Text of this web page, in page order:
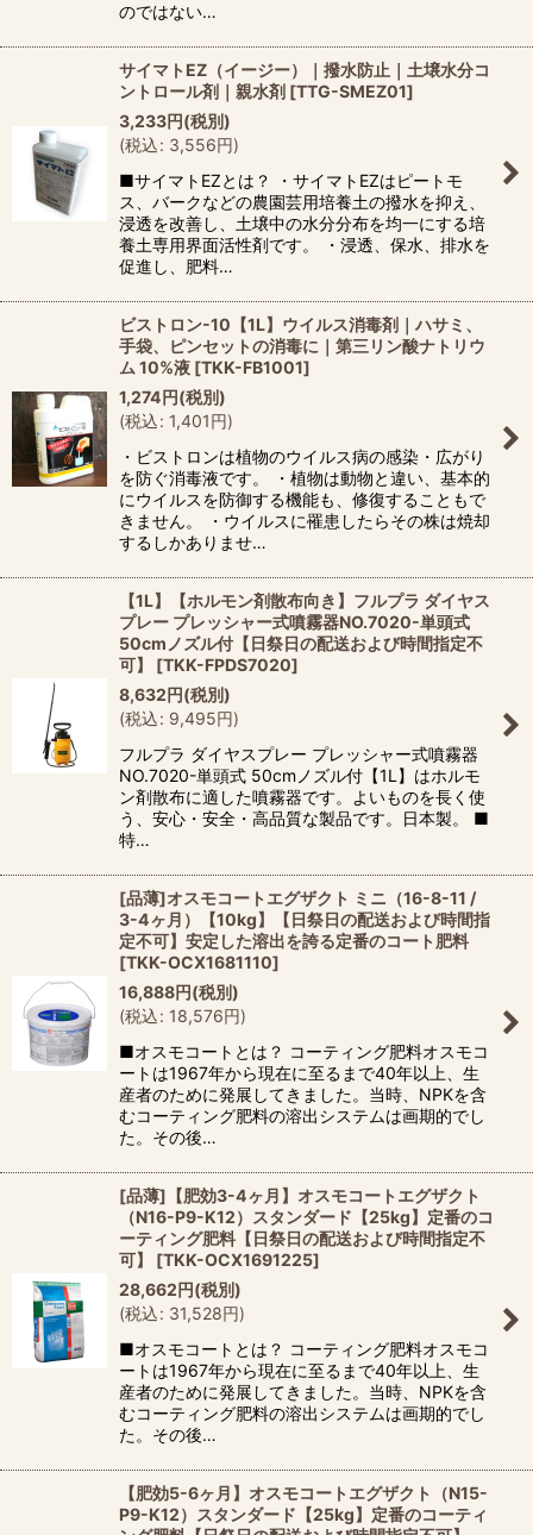
のではない…
サイマトEZ（イージー）｜撥水防止｜土壌水分コ
ントロール剤｜親水剤 [TTG-SMEZ01]
3,233円(税別)
(税込: 3,556円)
■サイマトEZとは？ ・サイマトEZはピートモ
ス、バークなどの農園芸用培養土の撥水を抑え、
浸透を改善し、土壌中の水分分布を均一にする培
養土専用界面活性剤です。 ・浸透、保水、排水を
促進し、肥料…
ビストロン-10【1L】ウイルス消毒剤｜ハサミ、
手袋、ピンセットの消毒に｜第三リン酸ナトリウ
ム 10%液 [TKK-FB1001]
1,274円(税別)
(税込: 1,401円)
・ビストロンは植物のウイルス病の感染・広がり
を防ぐ消毒液です。 ・植物は動物と違い、基本的
にウイルスを防御する機能も、修復することもで
きません。 ・ウイルスに罹患したらその株は焼却
するしかありませ…
【1L】【ホルモン剤散布向き】フルプラ ダイヤス
プレー プレッシャー式噴霧器NO.7020-単頭式
50cmノズル付【日祭日の配送および時間指定不
可】
[TKK-FPDS7020]
8,632円(税別)
(税込: 9,495円)
フルプラ ダイヤスプレー プレッシャー式噴霧器
NO.7020-単頭式 50cmノズル付【1L】はホルモ
ン剤散布に適した噴霧器です。よいものを長く使
う、安心・安全・高品質な製品です。日本製。 ■
特…
[品薄]オスモコートエグザクト ミニ（16-8-11 /
3-4ヶ月）【10kg】【日祭日の配送および時間指
定不可】安定した溶出を誇る定番のコート肥料
[TKK-OCX1681110]
16,888円(税別)
(税込: 18,576円)
■オスモコートとは？ コーティング肥料オスモコ
ートは1967年から現在に至るまで40年以上、生
産者のために発展してきました。当時、NPKを含
むコーティング肥料の溶出システムは画期的でし
た。その後…
[品薄]【肥効3-4ヶ月】オスモコートエグザクト
（N16-P9-K12）スタンダード【25kg】定番のコ
ーティング肥料【日祭日の配送および時間指定不
可】
[TKK-OCX1691225]
28,662円(税別)
(税込: 31,528円)
■オスモコートとは？ コーティング肥料オスモコ
ートは1967年から現在に至るまで40年以上、生
産者のために発展してきました。当時、NPKを含
むコーティング肥料の溶出システムは画期的でし
た。その後…
【肥効5-6ヶ月】オスモコートエグザクト（N15-
P9-K12）スタンダード【25kg】定番のコーティ